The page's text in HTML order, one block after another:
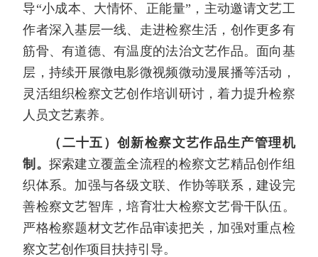
导“小成本、大情怀、正能量”，主动邀请文艺工
作者深入基层一线、走进检察生活，创作更多有
筋骨、有道德、有温度的法治文艺作品。面向基
层，持续开展微电影微视频微动漫展播等活动，
灵活组织检察文艺创作培训研讨，着力提升检察
人员文艺素养。
（二十五）创新检察文艺作品生产管理机
制。 探索建立覆盖全流程的检察文艺精品创作组
织体系。加强与各级文联、作协等联系，建设完
善检察文艺智库，培育壮大检察文艺骨干队伍。
严格检察题材文艺作品审读把关，加强对重点检
察文艺创作项目扶持引导。